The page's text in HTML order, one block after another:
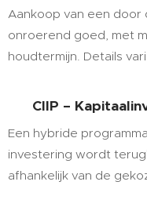
Aankoop van een
onroerend goed, met
houdtermijn. Details
CIIP –
Een hybride
investering wordt
afhankelijk van de